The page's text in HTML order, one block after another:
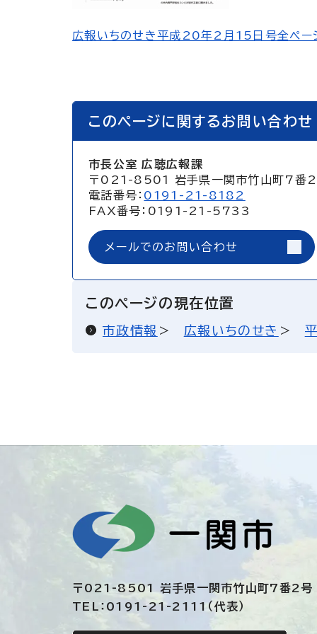
広報いちのせき平成20年2月15日号全ペー
このページに関するお問い合わせ
市長公室 広聴広報課
〒021-8501 岩手県一関市竹山町7番
電話番号： 0191-21-8182
FAX番号：0191-21-5733
メールでのお問い合わせ
このページの現在位置
市政情報 広報いちのせき
〒021-8501 岩手県一関市竹山町7番2号
TEL：0191-21-2111（代表）